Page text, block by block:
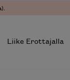
Liike Erottajalla